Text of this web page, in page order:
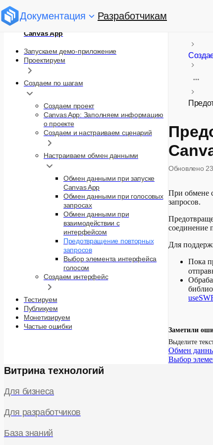
Документация Разработчикам
Canvas App
Запускаем демо-приложение
Проектируем
Создаем по шагам
Создаем проект
Canvas App: Заполняем информацию
о проекте
Создаем и настраиваем сценарий
Настраиваем обмен данными
Обмен данными при запуске
Canvas App
Обмен данными при голосовых
запросах
Обмен данными при
взаимодействии с
интерфейсом
Предотвращение повторных
запросов
Выбор элемента интерфейса
голосом
Создаем интерфейс
Тестируем
Публикуем
Монетизируем
Частые ошибки
Обновлено
При обмене
запросов.
соединение
Для
Пока
Заметили
Выделите
Обмен
Выбор
Витрина технологий
Для бизнеса
Для разработчиков
База знаний